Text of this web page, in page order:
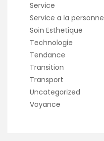
Service
Service a la personne
Soin Esthetique
Technologie
Tendance
Transition
Transport
Uncategorized
Voyance